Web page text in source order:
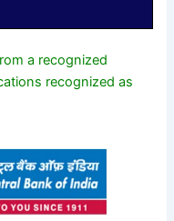
a recognized
recognized as